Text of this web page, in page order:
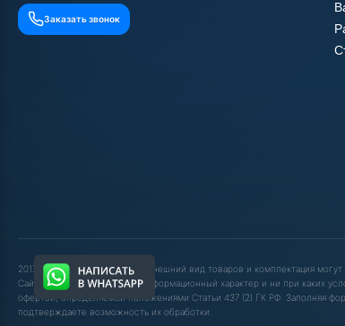
Заказать звонок
2017-2025 © ООО "ШОП АВД". Внешний вид товаров и комплектация могут
Сайт носит исключительно информационный характер и ни при каких
офертой, определяемой положениями Статьи 437 (2) ГК РФ. Заполняя
подтверждаете возможность их обработки.